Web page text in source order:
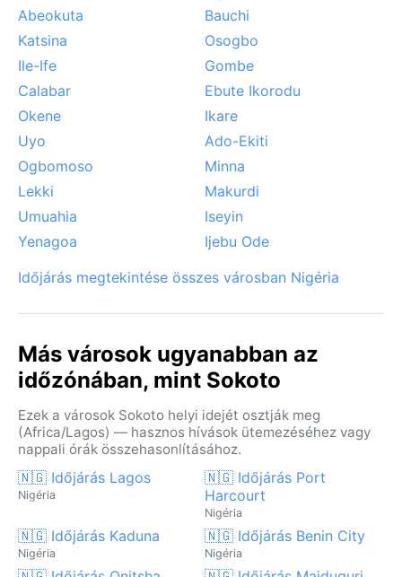
Abeokuta
Bauchi
Katsina
Osogbo
Ile-Ife
Gombe
Calabar
Ebute Ikorodu
Okene
Ikare
Uyo
Ado-Ekiti
Ogbomoso
Minna
Lekki
Makurdi
Umuahia
Iseyin
Yenagoa
Ijebu Ode
Időjárás megtekintése összes városban Nigéria
Más városok ugyanabban az
időzónában, mint Sokoto
Ezek a városok Sokoto helyi idejét osztják meg
(Africa/Lagos) — hasznos hívások ütemezéséhez vagy
nappali órák összehasonlításához.
🇳🇬 Időjárás Lagos
Nigéria
🇳🇬 Időjárás Port
Harcourt
Nigéria
🇳🇬 Időjárás Kaduna
Nigéria
🇳🇬 Időjárás Benin City
Nigéria